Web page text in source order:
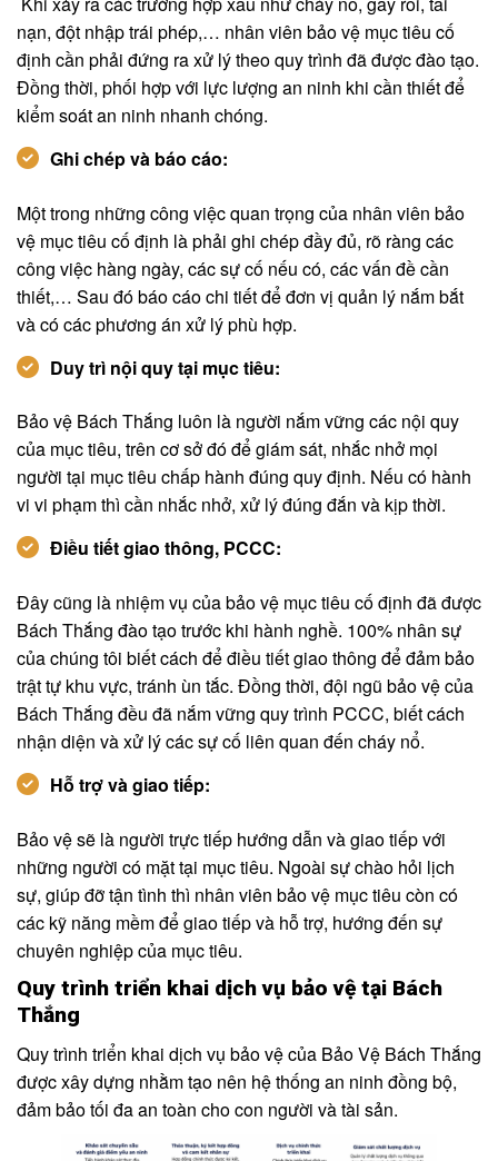
nạn, đột nhập trái phép,… nhân viên bảo vệ mục tiêu cố
định cần phải đứng ra xử lý theo quy trình đã được đào tạo.
Đồng thời, phối hợp với lực lượng an ninh khi cần thiết để
kiểm soát an ninh nhanh chóng.
Ghi chép và báo cáo:
Một trong những công việc quan trọng của nhân viên bảo
vệ mục tiêu cố định là phải ghi chép đầy đủ, rõ ràng các
công việc hàng ngày, các sự cố nếu có, các vấn đề cần
thiết,… Sau đó báo cáo chi tiết để đơn vị quản lý nắm bắt
và có các phương án xử lý phù hợp.
Duy trì nội quy tại mục tiêu:
Bảo vệ Bách Thắng luôn là người nắm vững các nội quy
của mục tiêu, trên cơ sở đó để giám sát, nhắc nhở mọi
người tại mục tiêu chấp hành đúng quy định. Nếu có hành
vi vi phạm thì cần nhắc nhở, xử lý đúng đắn và kịp thời.
Điều tiết giao thông, PCCC:
Đây cũng là nhiệm vụ của bảo vệ mục tiêu cố định đã được
Bách Thắng đào tạo trước khi hành nghề. 100% nhân sự
của chúng tôi biết cách để điều tiết giao thông để đảm bảo
trật tự khu vực, tránh ùn tắc. Đồng thời, đội ngũ bảo vệ của
Bách Thắng đều đã nắm vững quy trình PCCC, biết cách
nhận diện và xử lý các sự cố liên quan đến cháy nổ.
Hỗ trợ và giao tiếp:
Bảo vệ sẽ là người trực tiếp hướng dẫn và giao tiếp với
những người có mặt tại mục tiêu. Ngoài sự chào hỏi lịch
sự, giúp đỡ tận tình thì nhân viên bảo vệ mục tiêu còn có
các kỹ năng mềm để giao tiếp và hỗ trợ, hướng đến sự
chuyên nghiệp của mục tiêu.
Quy trình triển khai dịch vụ bảo vệ tại Bách
Thắng
Quy trình triển khai dịch vụ bảo vệ của Bảo Vệ Bách Thắng
được xây dựng nhằm tạo nên hệ thống an ninh đồng bộ,
đảm bảo tối đa an toàn cho con người và tài sản.